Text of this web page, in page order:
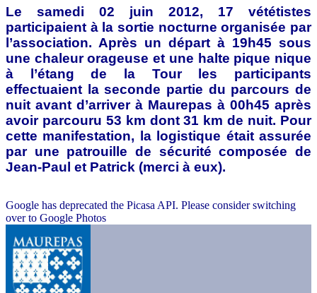
Le samedi 02 juin 2012, 17 vététistes
participaient à la sortie nocturne organisée par
l’association. Après un départ à 19h45 sous
une chaleur orageuse et une halte pique nique
à l’étang de la Tour les participants
effectuaient la seconde partie du parcours de
nuit avant d’arriver à Maurepas à 00h45 après
avoir parcouru 53 km dont 31 km de nuit. Pour
cette manifestation, la logistique était assurée
par une patrouille de sécurité composée de
Jean-Paul et Patrick (merci à eux).
Google has deprecated the Picasa API. Please consider switching
over to Google Photos